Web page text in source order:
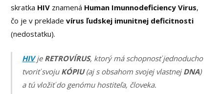
skratka HIV znamená Human Imunnodeficiency Virus,
čo je v prekladevírus ľudskej imunitnej deficitnosti
(nedostatku).
HIV je RETROVÍRUS, ktorý má schopnosť jednoducho
tvoriť svoju KÓPIU(aj s obsahom svojej vlastnejDNA)
a tú vložiť do genómu hostiteľa, človeka.